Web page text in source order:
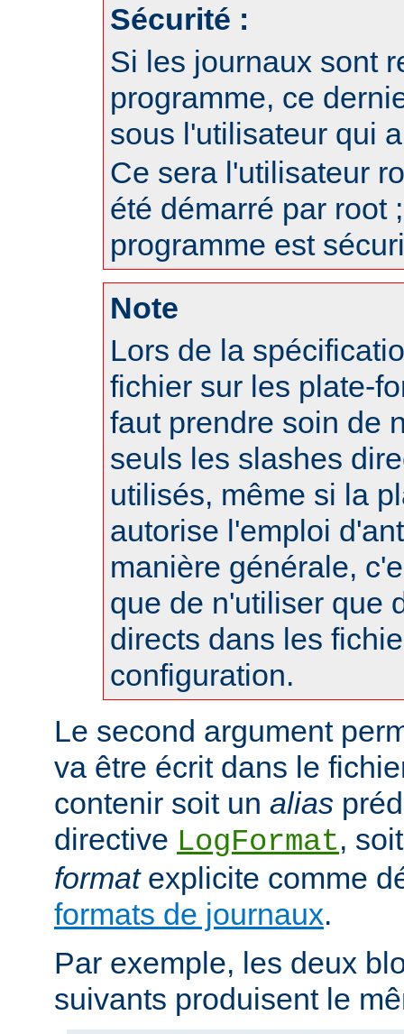
Sécurité :
Si les journaux sont
programme, ce
sous l'utilisateur qui
Ce sera l'utilisateur
été démarré par root
programme est
Note
Lors de la
fichier sur les plate-
faut prendre soin de
seuls les slashes
utilisés, même si la
autorise l'emploi
manière générale,
que de n'utiliser que
directs dans les
configuration.
Le second argument
va être écrit dans le
contenir soit un alias
directive LogFormat,
formatexplicite comme
formats de journaux.
Par exemple, les deux
suivants produisent le